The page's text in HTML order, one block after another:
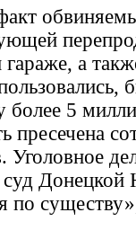
а
более 5
пресечена
Уголовное
Донецкой
по